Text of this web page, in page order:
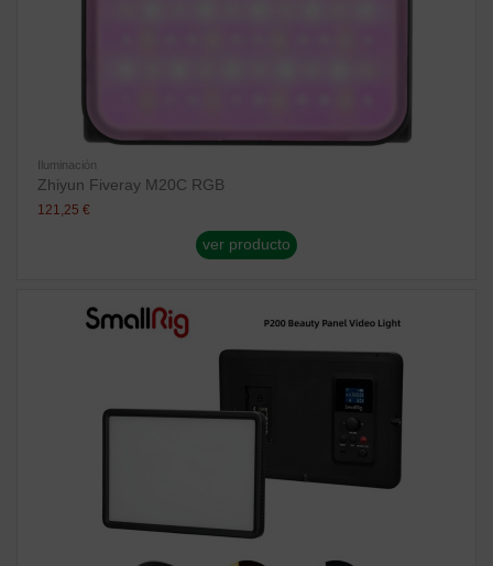
Iluminación
Zhiyun Fiveray M20C RGB
121,25 €
ver producto